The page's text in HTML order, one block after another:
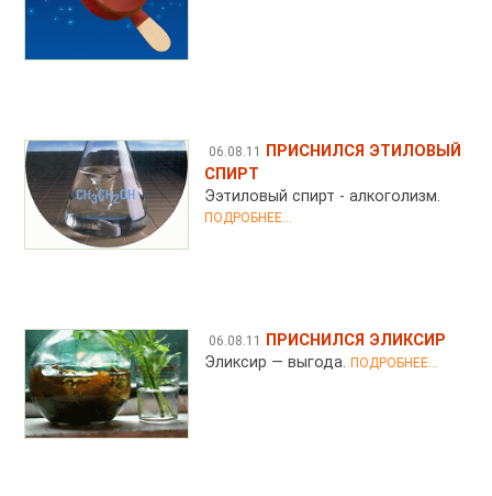
06.08.11
ПРИСНИЛСЯ ЭТИЛОВЫЙ
СПИРТ
Ээтиловый спирт - алкоголизм.
ПОДРОБНЕЕ...
06.08.11
ПРИСНИЛСЯ ЭЛИКСИР
Эликсир — выгода. ПОДРОБНЕЕ...